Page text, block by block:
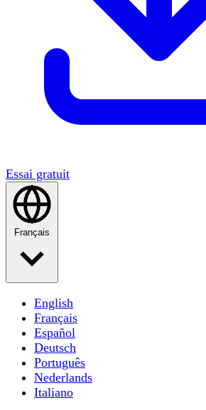
Essai gratuit
Français
English
Français
Español
Deutsch
Português
Nederlands
Italiano